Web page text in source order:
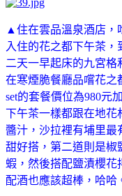
▲住在雲品溫泉酒店，
入住的花之都下午茶，
二天一早起床的九宮格
在寒煙脆餐廳品嚐花之
set的套餐價位為980元
下午茶一樣都跟在地花
醬汁 ，沙拉裡有埔里最
甜好搭 ，第二道則是
蝦 ，然後搭配鹽漬櫻
配酒也應該超棒 ，哈哈